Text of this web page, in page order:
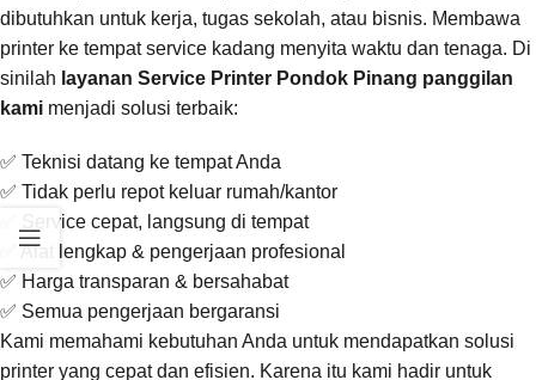
dibutuhkan untuk kerja, tugas sekolah, atau bisnis. Membawa
printer ke tempat service kadang menyita waktu dan tenaga. Di
sinilah layanan Service Printer Pondok Pinang panggilan
kami menjadi solusi terbaik:
✅ Teknisi datang ke tempat Anda
✅ Tidak perlu repot keluar rumah/kantor
✅ Service cepat, langsung di tempat
✅ Alat lengkap & pengerjaan profesional
✅ Harga transparan & bersahabat
✅ Semua pengerjaan bergaransi
Kami memahami kebutuhan Anda untuk mendapatkan solusi
printer yang cepat dan efisien. Karena itu kami hadir untuk